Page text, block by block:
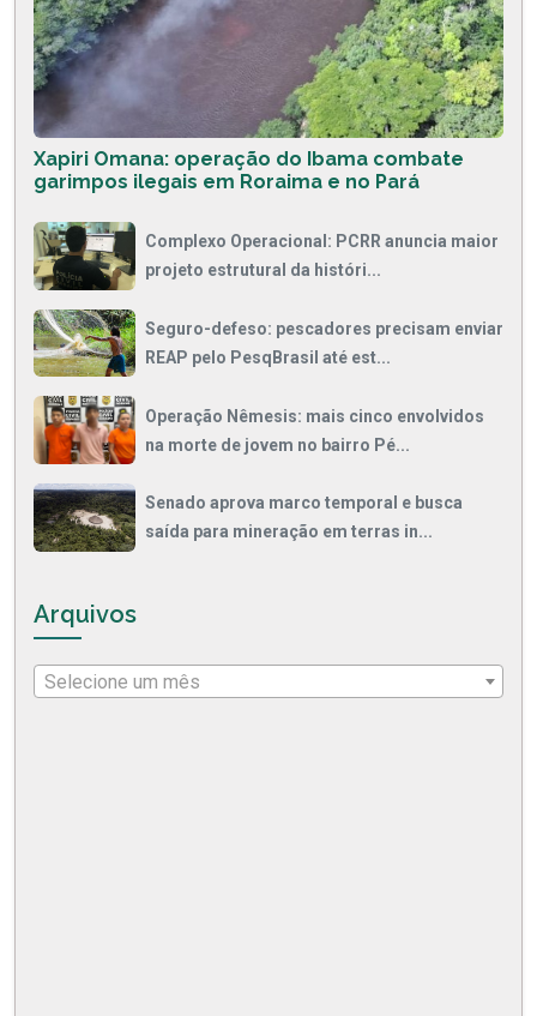
Xapiri Omana: operação do Ibama combate
garimpos ilegais em Roraima e no Pará
Complexo Operacional: PCRR anuncia maior
projeto estrutural da históri...
Seguro-defeso: pescadores precisam enviar
REAP pelo PesqBrasil até est...
Operação Nêmesis: mais cinco envolvidos
na morte de jovem no bairro Pé...
Senado aprova marco temporal e busca
saída para mineração em terras in...
Arquivos
Selecione um mês